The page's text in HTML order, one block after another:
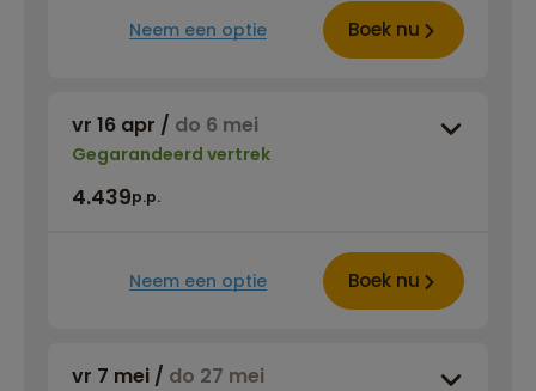
Neem een optie Boek nu
vr 16 apr / do 6 mei
Gegarandeerd vertrek
4.439p.p.
Neem een optie Boek nu
vr 7 mei / do 27 mei